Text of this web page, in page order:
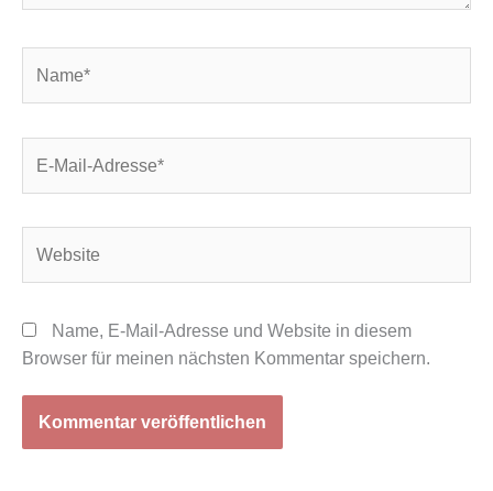
Mail-
Name, E-Mail-Adresse und Website in diesem
Browser für meinen nächsten Kommentar speichern.